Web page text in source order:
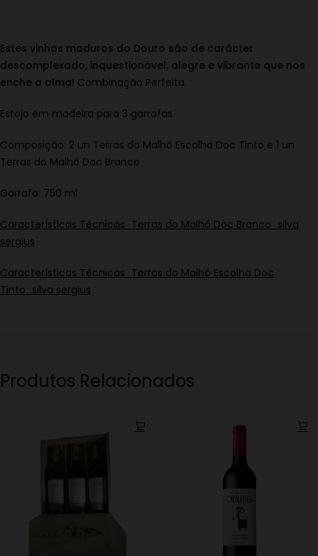
Estes vinhos maduros do Douro são de carácter
descomplexado, inquestionável, alegre e vibrante que nos
enche a alma! Combinação Perfeita.
Estojo em madeira para 3 garrafas.
Composição: 2 un Terras do Malhô Escolha Doc Tinto e 1 un
Terras do Malhô Doc Branco
Garrafa: 750 ml
Características Técnicas_Terras do Malhô Doc Branco_silva
sergius
Características Técnicas_Terras do Malhô Escolha Doc
Tinto_silva sergius
Produtos Relacionados